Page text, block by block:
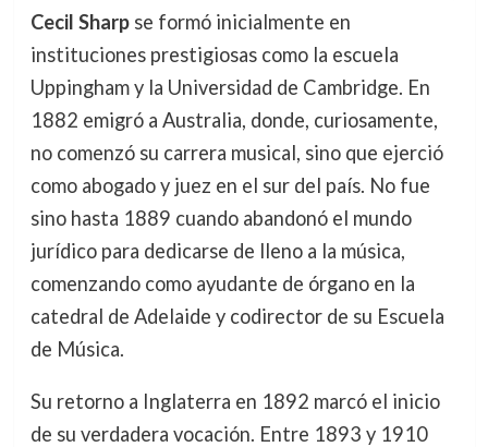
Cecil Sharpse formó inicialmente en
instituciones prestigiosas como la escuela
Uppingham y la Universidad de Cambridge. En
1882 emigró a Australia, donde, curiosamente,
no comenzó su carrera musical, sino que ejerció
como abogado y juez en el sur del país. No fue
sino hasta 1889 cuando abandonó el mundo
jurídico para dedicarse de lleno a la música,
comenzando como ayudante de órgano en la
catedral de Adelaide y codirector de su Escuela
de Música.
Su retorno a Inglaterra en 1892 marcó el inicio
de su verdadera vocación. Entre 1893 y 1910